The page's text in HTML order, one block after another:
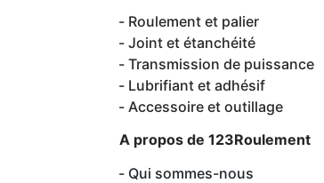
Roulement et palier
Joint et étanchéité
Transmission de puissance
Lubrifiant et adhésif
Accessoire et outillage
A propos de 123Roulement
Qui sommes-nous